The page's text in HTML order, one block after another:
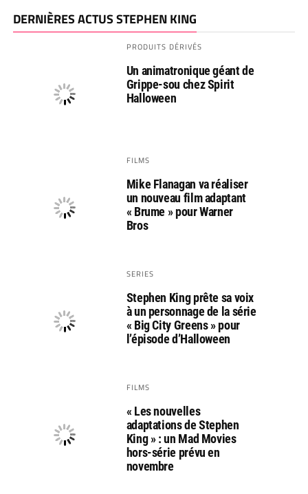
DERNIÈRES ACTUS STEPHEN KING
PRODUITS DÉRIVÉS
Un animatronique géant de
Grippe-sou chez Spirit
Halloween
FILMS
Mike Flanagan va réaliser
un nouveau film adaptant
« Brume » pour Warner
Bros
SERIES
Stephen King prête sa voix
à un personnage de la série
« Big City Greens » pour
l’épisode d’Halloween
FILMS
« Les nouvelles
adaptations de Stephen
King » : un Mad Movies
hors-série prévu en
novembre